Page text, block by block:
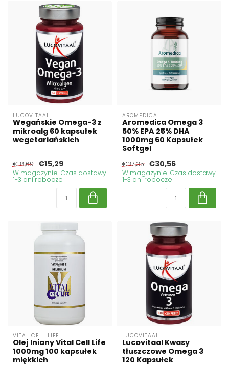
LUCOVITAAL
Wegańskie Omega-3 z
mikroalg 60 kapsułek
wegetariańskich
€18,69 €15,29
W magazynie. Czas dostawy
1-3 dni robocze
AROMEDICA
Aromedica Omega 3
50% EPA 25% DHA
1000mg 60 Kapsułek
Softgel
€37,35 €30,56
W magazynie. Czas dostawy
1-3 dni robocze
VITAL CELL LIFE
Olej lniany Vital Cell Life
1000mg 100 kapsułek
miękkich
LUCOVITAAL
Lucovitaal Kwasy
tłuszczowe Omega 3
120 Kapsułek